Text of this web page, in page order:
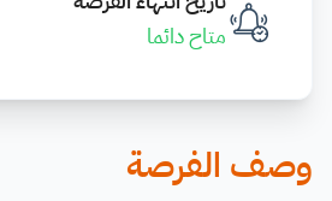
متاح دائما
وصف الفرصة